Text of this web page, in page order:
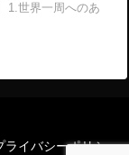
1.世界一周へのあ
ライバシーポリシー